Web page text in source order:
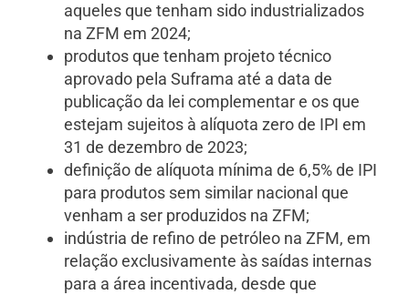
aqueles que tenham sido industrializados
na ZFM em 2024;
produtos que tenham projeto técnico
aprovado pela Suframa até a data de
publicação da lei complementar e os que
estejam sujeitos à alíquota zero de IPI em
31 de dezembro de 2023;
definição de alíquota mínima de 6,5% de IPI
para produtos sem similar nacional que
venham a ser produzidos na ZFM;
indústria de refino de petróleo na ZFM, em
relação exclusivamente às saídas internas
para a área incentivada, desde que